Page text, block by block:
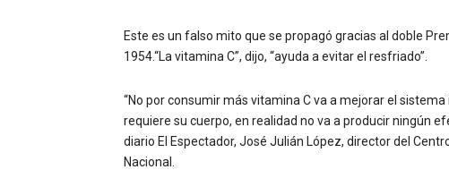
Este es un falso mito que se propagó gracias al doble
1954.“La vitamina C”, dijo, “ayuda a evitar el resfriado”.
“No por consumir más vitamina C va a mejorar el
requiere su cuerpo, en realidad no va a producir ningún
diario El Espectador, José Julián López, director del
Nacional.